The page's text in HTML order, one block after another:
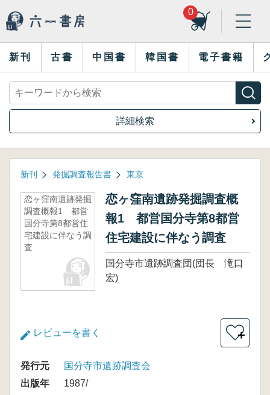
0
新刊 古書 中国書 韓国書 電子書籍
詳細検索
新刊 発掘調査報告書 東京
恋ヶ窪南遺跡発掘
調査概報1 都営
国分寺第8都営住
宅建設に伴なう調
査
恋ヶ窪南遺跡発掘調査概
報1 都営国分寺第8都営
住宅建設に伴なう調査
国分寺市遺跡調査団(団長 滝口
宏)
レビューを書く ＋
発行元
国分寺市遺跡調査会
出版年
1987/